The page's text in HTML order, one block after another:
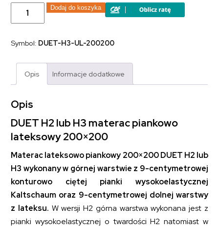
ilość
Materac
piankowo-
wysokoelastyczna
H2
200x200
Dodaj do koszyka
Symbol: DUET-H3-UL-200200
Opis Informacje dodatkowe
Opis
DUET H2 lub H3 materac piankowo
lateksowy 200×200
Materac lateksowo piankowy 200×200 DUET H2 lub
H3 wykonany w górnej warstwie z 9-centymetrowej
konturowo ciętej pianki wysokoelastycznej
Kaltschaum oraz 9-centymetrowej dolnej warstwy
z lateksu. W wersji H2 górna warstwa wykonana jest z
pianki wysokoelastycznej o twardości H2 natomiast w